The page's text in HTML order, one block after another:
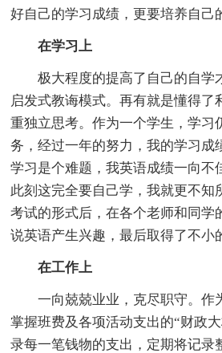
好自己的学习成绩，更要培养自己
在学习上
极大程度的提高了自己的自学
启发式教诲模式。再有就是懂得了
重独立思考。作为一个学生，学习
务，经过一年的努力，我的学习成
学习是个难题，我英语成绩一向不
此刻这完全要自己学，我就更不知
考试的形式后，在各个老师和同学
说英语产生兴趣，最后取得了不小
在工作上
一向兢兢业业，克尽职守。作
掌握班费及各项活动支出的“财政
录每一笔钱物的支出，定期将记录